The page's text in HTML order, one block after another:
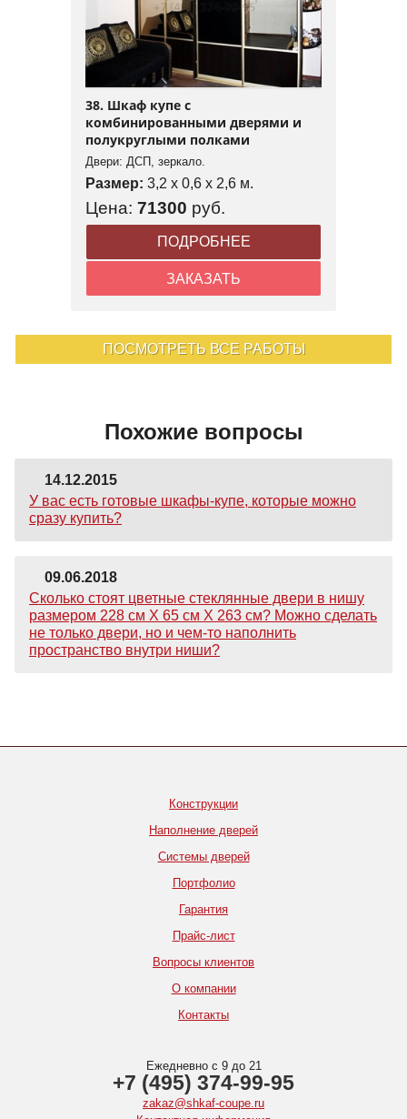
38. Шкаф купе с
комбинированными дверями и
полукруглыми полками
Двери: ДСП, зеркало.
Размер: 3,2 x 0,6 x 2,6 м.
Цена: 71300 руб.
ПОДРОБНЕЕ
ЗАКАЗАТЬ
ПОСМОТРЕТЬ ВСЕ РАБОТЫ
Похожие вопросы
14.12.2015
У вас есть готовые шкафы-купе, которые можно
сразу купить?
09.06.2018
Сколько стоят цветные стеклянные двери в нишу
размером 228 см Х 65 см Х 263 см? Можно сделать
не только двери, но и чем-то наполнить
пространство внутри ниши?
Конструкции
Наполнение дверей
Системы дверей
Портфолио
Гарантия
Прайс-лист
Вопросы клиентов
О компании
Контакты
Ежедневно с 9 до 21
+7 (495) 374-99-95
zakaz@shkaf-coupe.ru